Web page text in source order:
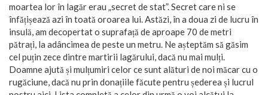
moartea lor în lagăr erau „secret de stat”. Secret care ni se
înfățișează azi în toată oroarea lui. Astăzi, în a doua zi de lucru în
insulă, am decopertat o suprafață de aproape 70 de metri
pătrați, la adâncimea de peste un metru. Ne așteptăm să găsim
cel puțin zece dintre martirii lagărului, dacă nu mai mulți.
Doamne ajută și mulțumiri celor ce sunt alături de noi măcar cu o
rugăciune, dacă nu prin donațiile făcute pentru șederea și lucrul